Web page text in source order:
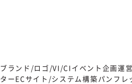
ブランド/ロゴ/VI/CI イベント企画運営
ター ECサイト/システム構築 パンフレ